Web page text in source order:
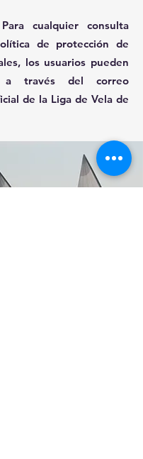
cualquier consulta
de protección de
los usuarios pueden
a través del correo
de la Liga de Vela de